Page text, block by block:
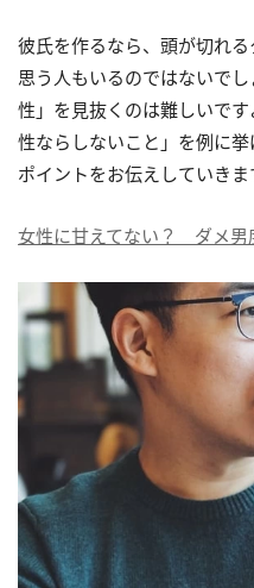
彼氏を作るなら、頭が切れ
思う人もいるのではないで
性」を見抜くのは難しいで
性ならしないこと」を例に
ポイントをお伝えしていきま
女性に甘えてない？ ダメ男